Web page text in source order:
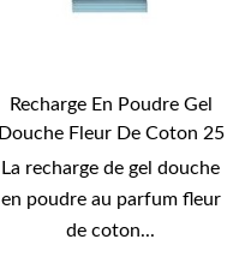
Recharge En Poudre Gel
Douche Fleur De Coton 25
Gr -Pimpant-
La recharge de gel douche
en poudre au parfum fleur
de coton...